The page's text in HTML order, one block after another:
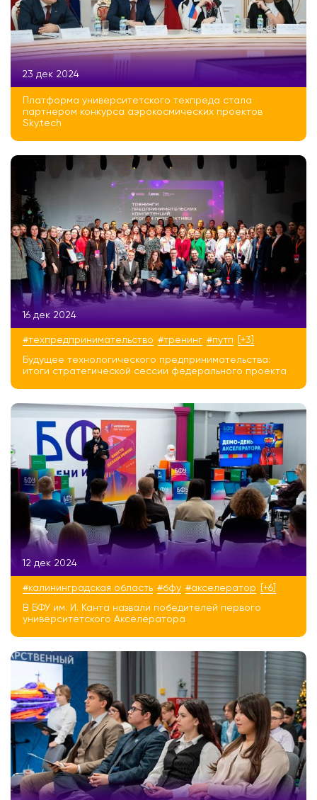
23 дек 2024
Платформа университетского техпреда стала
партнером конкурса аэрокосмических проектов
Sky.tech
16 дек 2024
#техпредпринимательство #тренинг #путп
[+3]
Будущее технологического предпринимательства:
итоги стратегической сессии федерального проекта
12 дек 2024
#калининградская область #бфу #акселератор
[+6]
В БФУ им. И. Канта назвали победителей первого
университетского Акселератора